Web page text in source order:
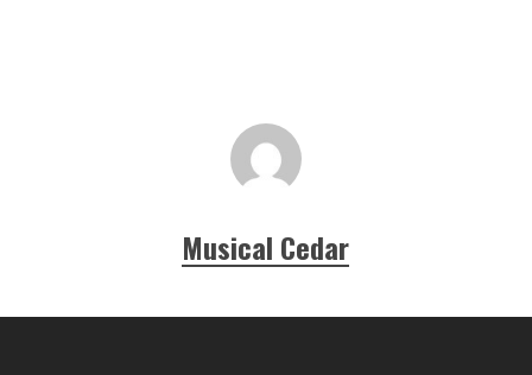
Musical Cedar